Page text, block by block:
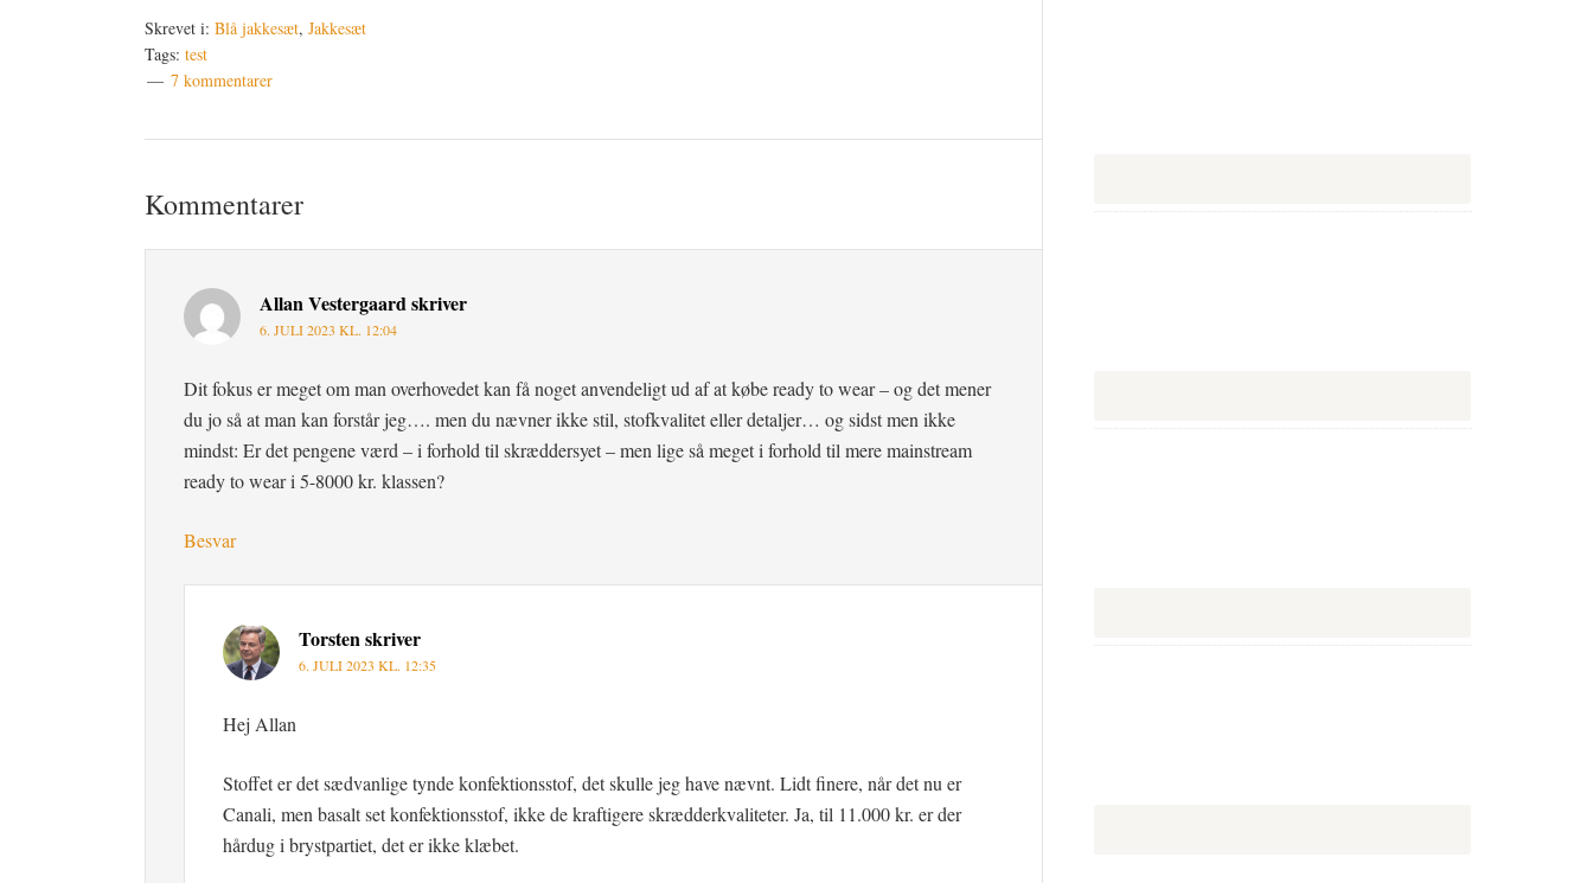
Skrevet i: Blå jakkesæt, Jakkesæt
Tags: test
7 kommentarer
Kommentarer
Allan Vestergaardskriver
6. JULI 2023 KL. 12:04
Dit fokus er meget om man overhovedet kan få noget anvendeligt ud af at købe ready to wear – og det mener
du jo så at man kan forstår jeg…. men du nævner ikke stil, stofkvalitet eller detaljer… og sidst men ikke
mindst: Er det pengene værd – i forhold til skræddersyet – men lige så meget i forhold til mere mainstream
ready to wear i 5-8000 kr. klassen?
Besvar
Torstenskriver
6. JULI 2023 KL. 12:35
Hej Allan
Stoffet er det sædvanlige tynde konfektionsstof, det skulle jeg have nævnt. Lidt finere, når det nu er
Canali, men basalt set konfektionsstof, ikke de kraftigere skrædderkvaliteter. Ja, til 11.000 kr. er der
hårdug i brystpartiet, det er ikke klæbet.